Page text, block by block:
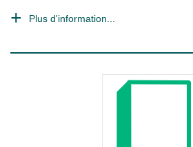
Plus d'information...